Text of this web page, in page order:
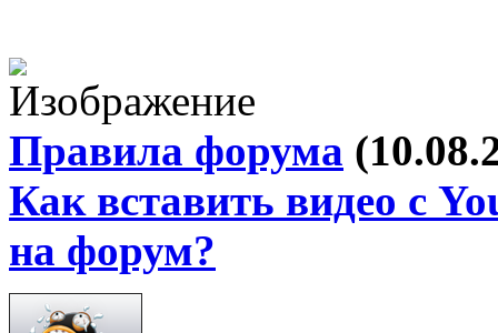
Правила форума
Как вставить видео с
на форум?